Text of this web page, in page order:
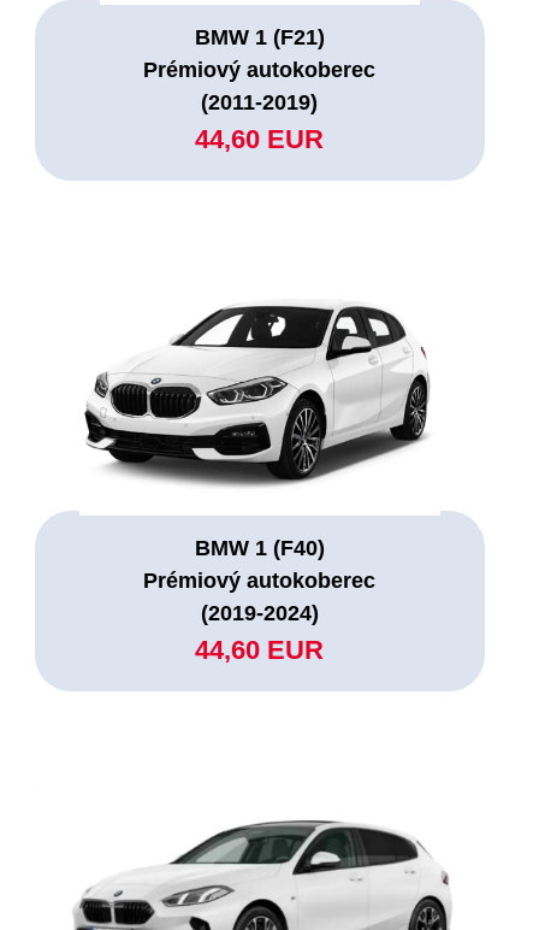
BMW 1 (F21)
Prémiový autokoberec
(2011-2019)
44,60 EUR
BMW 1 (F40)
Prémiový autokoberec
(2019-2024)
44,60 EUR